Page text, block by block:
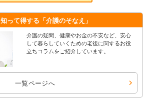
知って得する 「介護のそなえ」
介護の疑問、健康やお金の不安など、安心
して暮らしていくための老後に関するお役
立ちコラムをご紹介しています。
一覧ページへ